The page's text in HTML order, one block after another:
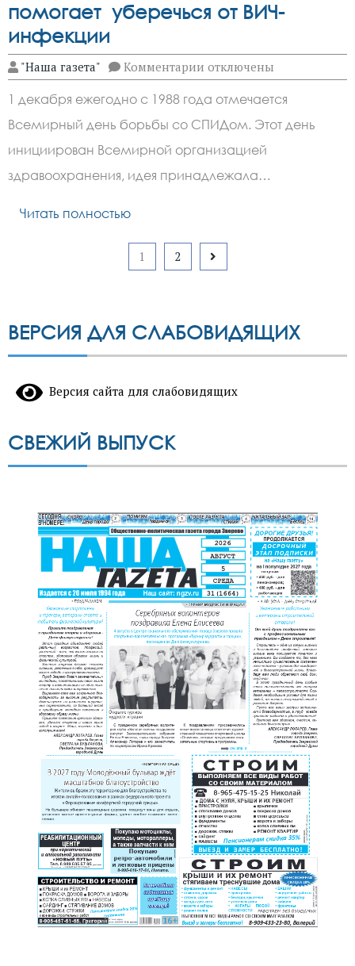
помогает уберечься от ВИЧ-
инфекции
"Наша газета" Комментарии к
записи
простых
правил
помогает
уберечься
от
ВИЧ-
инфекции
отключены
1 декабря ежегодно с 1988 года отмечается
Всемирный день борьбы со СПИДом. Этот день
инициирован Всемирной организацией
здравоохранения, идея принадлежала…
Читать полностью
1 2
ВЕРСИЯ ДЛЯ СЛАБОВИДЯЩИХ
Версия сайта для слабовидящих
СВЕЖИЙ ВЫПУСК